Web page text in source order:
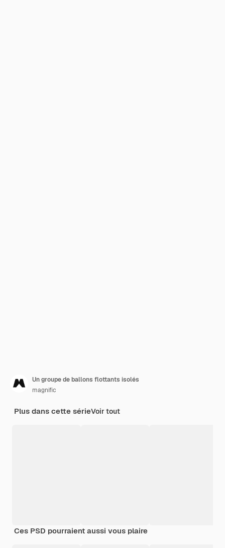
Un groupe de ballons flottants isolés
magnific
Plus dans cette sérieVoir tout
Ces PSD pourraient aussi vous plaire